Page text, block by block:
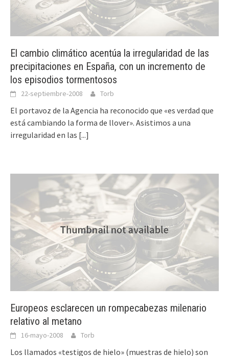
El cambio climático acentúa la irregularidad de las
precipitaciones en España, con un incremento de
los episodios tormentosos
22-septiembre-2008 Torb
El portavoz de la Agencia ha reconocido que «es verdad que
está cambiando la forma de llover». Asistimos a una
irregularidad en las [...]
Europeos esclarecen un rompecabezas milenario
relativo al metano
16-mayo-2008 Torb
Los llamados «testigos de hielo» (muestras de hielo) son